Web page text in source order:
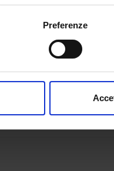
anche:
sulla tua posizione
in qualsiasi
Preferenze